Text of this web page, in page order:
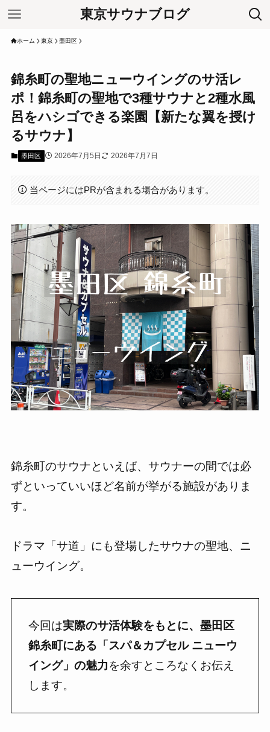
東京サウナブログ
ホーム 東京 墨田区
錦糸町の聖地ニューウイングのサ活レ
ポ！錦糸町の聖地で3種サウナと2種水風
呂をハシゴできる楽園【新たな翼を授け
るサウナ】
墨田区 2026年7月5日 2026年7月7日
当ページにはPRが含まれる場合があります。
錦糸町のサウナといえば、サウナーの間では必
ずといっていいほど名前が挙がる施設がありま
す。
ドラマ「サ道」にも登場したサウナの聖地、ニ
ューウイング。
今回は実際のサ活体験をもとに、墨田区
錦糸町にある「スパ＆カプセル ニューウ
イング」の魅力を余すところなくお伝え
します。